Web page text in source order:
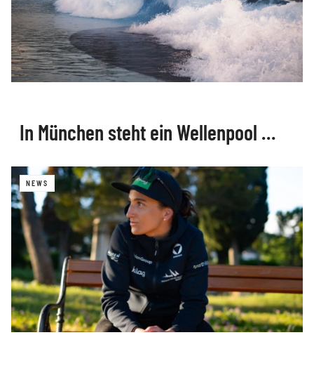
In München steht ein Wellenpool …
NEWS